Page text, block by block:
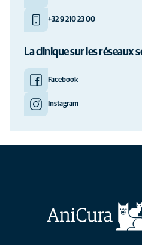
+32 9 210 23 00
La clinique sur les réseaux
Facebook
Instagram